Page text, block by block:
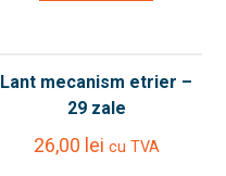
Lant mecanism etrier –
29 zale
26,00 lei cu TVA